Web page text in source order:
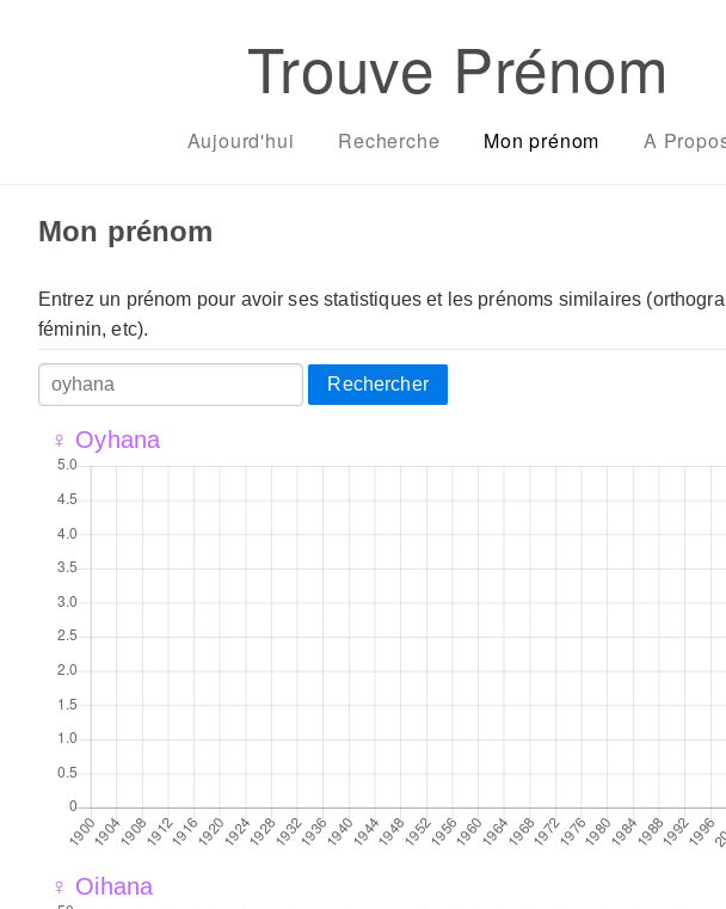
Trouve Prénom
Aujourd'hui Recherche Mon prénom A
Mon prénom
Entrez un prénom pour avoir ses statistiques et les prénoms similaires
féminin, etc).
Rechercher
♀ Oyhana
♀ Oihana